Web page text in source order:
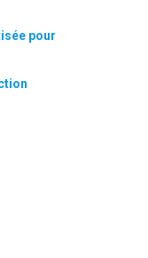
pour